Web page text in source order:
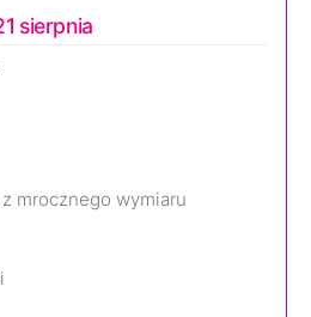
sierpnia
mrocznego wymiaru